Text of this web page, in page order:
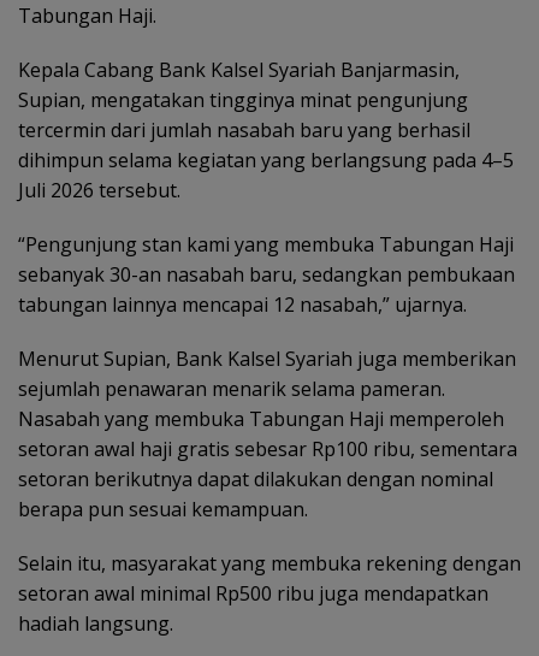
Tabungan Haji.
Kepala Cabang Bank Kalsel Syariah Banjarmasin,
Supian, mengatakan tingginya minat pengunjung
tercermin dari jumlah nasabah baru yang berhasil
dihimpun selama kegiatan yang berlangsung pada 4–5
Juli 2026 tersebut.
“Pengunjung stan kami yang membuka Tabungan Haji
sebanyak 30-an nasabah baru, sedangkan pembukaan
tabungan lainnya mencapai 12 nasabah,” ujarnya.
Menurut Supian, Bank Kalsel Syariah juga memberikan
sejumlah penawaran menarik selama pameran.
Nasabah yang membuka Tabungan Haji memperoleh
setoran awal haji gratis sebesar Rp100 ribu, sementara
setoran berikutnya dapat dilakukan dengan nominal
berapa pun sesuai kemampuan.
Selain itu, masyarakat yang membuka rekening dengan
setoran awal minimal Rp500 ribu juga mendapatkan
hadiah langsung.